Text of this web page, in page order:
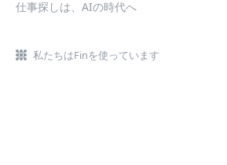
仕事探しは、AIの時代へ
私たちはFinを使っています